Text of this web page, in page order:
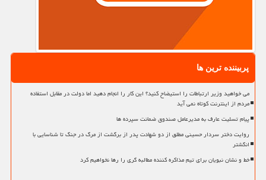
پربیننده ترین ها
می خواهید وزیر ارتباطات را استیضاح کنید؟ این کار را انجام دهید اما دولت در مقابل استفاده
مردم از اینترنت کوتاه نمی آید
پیام تسلیت عارف به مدیرعامل صندوق ضمانت سپرده ها
روایت دختر سردار حسینی مطلق از دو شهادت پدر از برگشت از مرگ در جنگ تا شناسایی با
انگشتر
خط و نشان نبویان برای تیم مذاکره کننده مطالبه گری را رها نخواهیم کرد